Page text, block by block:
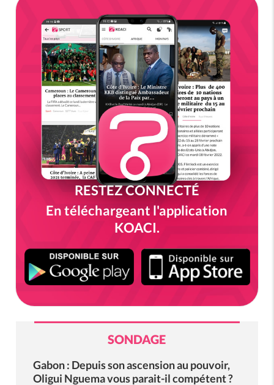
RESTEZ CONNECTÉ
En téléchargeant l'application
KOACI.
SONDAGE
Gabon : Depuis son ascension au pouvoir,
Oligui Nguema vous parait-il compétent ?